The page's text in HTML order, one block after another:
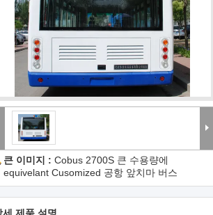
큰 이미지 : Cobus 2700S 큰 수용량에
equivelant Cusomized 공항 앞치마 버스